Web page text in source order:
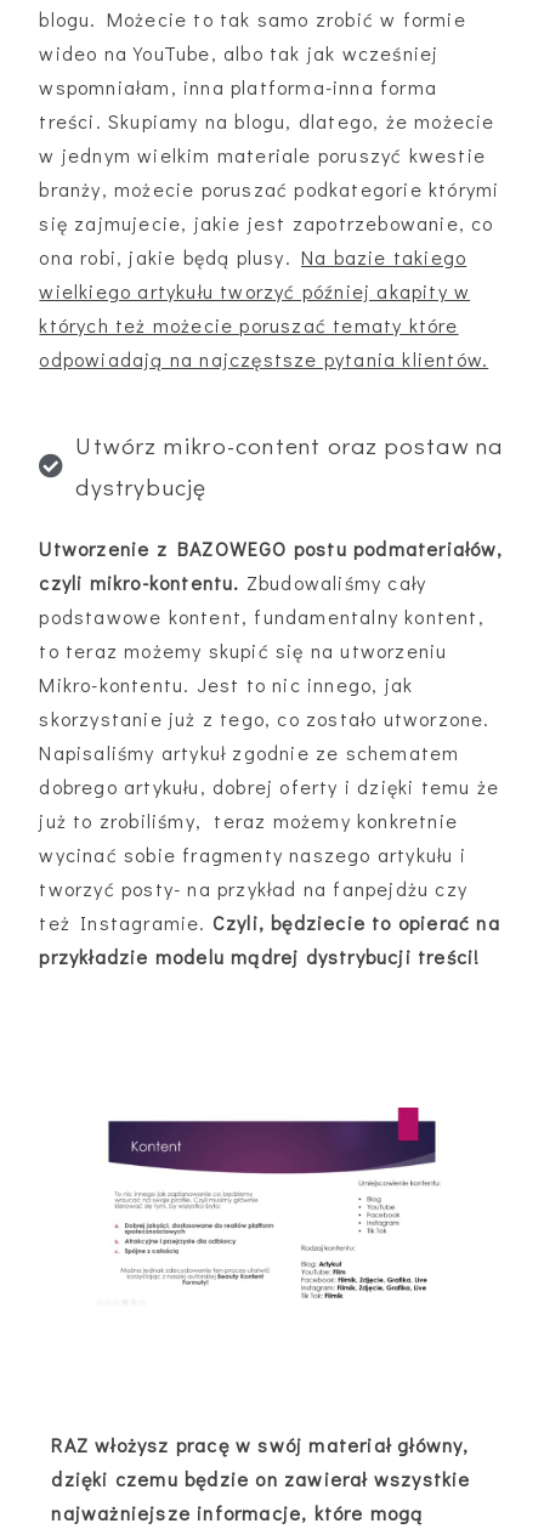
blogu. Możecie to tak samo zrobić w formie
wideo na YouTube, albo tak jak wcześniej
wspomniałam, inna platforma-inna forma
treści. Skupiamy na blogu, dlatego, że możecie
w jednym wielkim materiale poruszyć kwestie
branży, możecie poruszać podkategorie którymi
się zajmujecie, jakie jest zapotrzebowanie, co
ona robi, jakie będą plusy.Na bazie takiego
wielkiego artykułu tworzyć później akapity w
których też możecie poruszać tematy które
odpowiadają na najczęstsze pytania klientów.
Utwórz mikro-content oraz postaw na
dystrybucję
Utworzenie z BAZOWEGO postu podmateriałów,
czyli mikro-kontentu. Zbudowaliśmy cały
podstawowe kontent, fundamentalny kontent,
to teraz możemy skupić się na utworzeniu
Mikro-kontentu. Jest to nic innego, jak
skorzystanie już z tego, co zostało utworzone.
Napisaliśmy artykuł zgodnie ze schematem
dobrego artykułu, dobrej oferty i dzięki temu że
już to zrobiliśmy, teraz możemy konkretnie
wycinać sobie fragmenty naszego artykułu i
tworzyć posty- na przykład na fanpejdżu czy
też Instagramie. Czyli, będziecie to opierać na
przykładzie modelu mądrej dystrybucji treści!
RAZ włożysz pracę w swój materiał główny,
dzięki czemu będzie on zawierał wszystkie
najważniejsze informacje, które mogą